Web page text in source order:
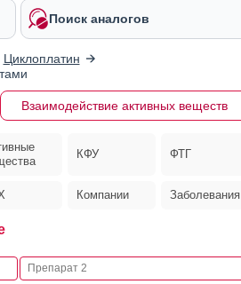
Поиск аналогов
Циклоплатин
Взаимодействие активных веществ
КФУ ФТГ
Компании Заболевания